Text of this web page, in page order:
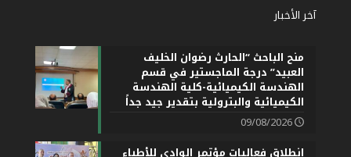
آخر الأخبار
منح الباحث “الحارث رضوان الخليف
العبيد” درجة الماجستير في قسم
الهندسة الكيميائية-كلية الهندسة
الكيميائية والبترولية بتقدير جيد جداً
09/08/2026
انطلاق فعاليات مؤتمر الوادي للأطباء